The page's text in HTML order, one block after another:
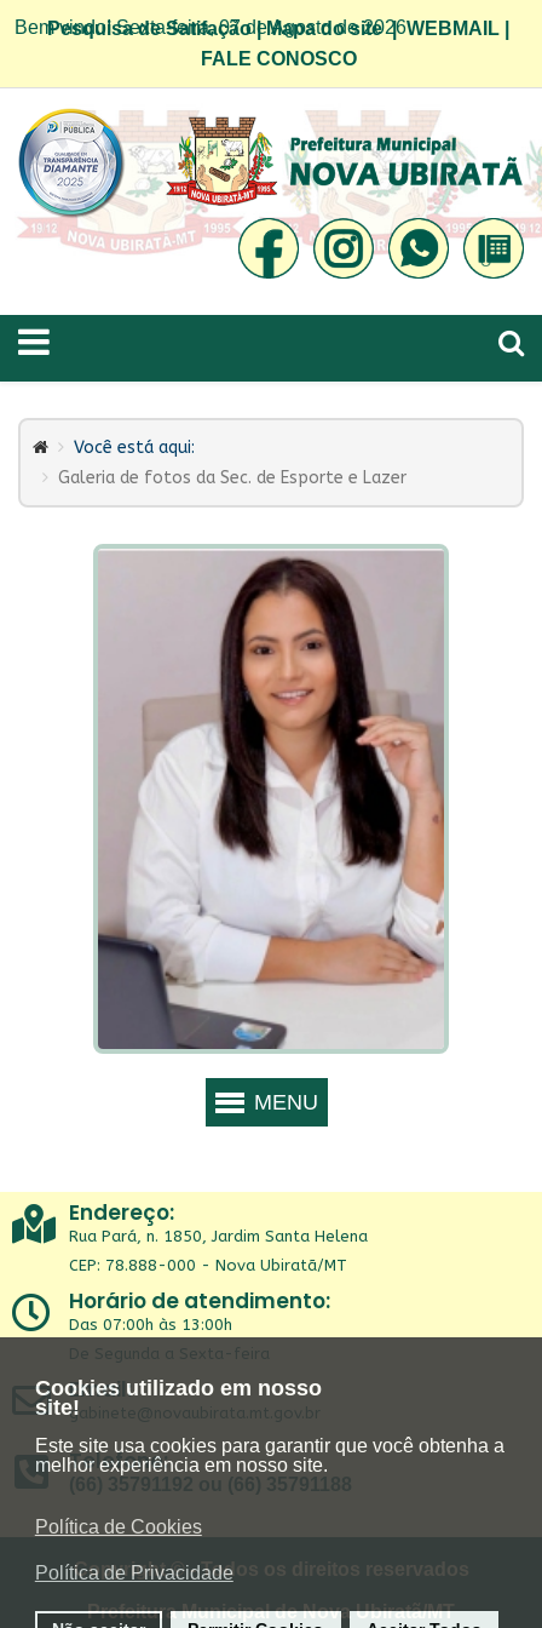
Cookies utilizado em nosso
site!
Este site usa cookies para garantir que você obtenha a
melhor experiência em nosso site.
Política de Cookies
Política de Privacidade
Bem vindo! Sexta-feira, 07 de Agosto de 2026
Pesquisa de Satifação|Mapa do site|WEBMAIL
FALE CONOSCO
Você está aqui:
Galeria de fotos da Sec. de Esporte e Lazer
Endereço:
Rua Pará, n. 1850, Jardim Santa Helena
CEP: 78.888-000 - Nova Ubiratã/MT
Horário de atendimento:
Das 07:00h às 13:00h
De Segunda a Sexta-feira
Email:
gabinete@novaubirata.mt.gov.br
Telefone:
(66) 35791192 ou (66) 35791188
Copyright © - Todos os direitos reservados
Prefeitura Municipal de Nova Ubiratã/MT